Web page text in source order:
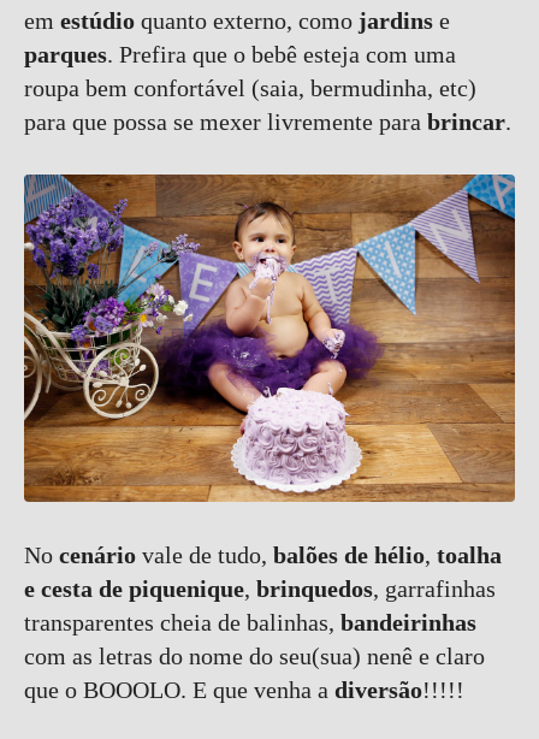
em estúdio quanto externo, como jardins e
parques. Prefira que o bebê esteja com uma
roupa bem confortável (saia, bermudinha, etc)
para que possa se mexer livremente para brincar.
No cenário vale de tudo, balões de hélio, toalha
e cesta de piquenique, brinquedos, garrafinhas
transparentes cheia de balinhas, bandeirinhas
com as letras do nome do seu(sua) nenê e claro
que o BOOOLO. E que venha a diversão!!!!!